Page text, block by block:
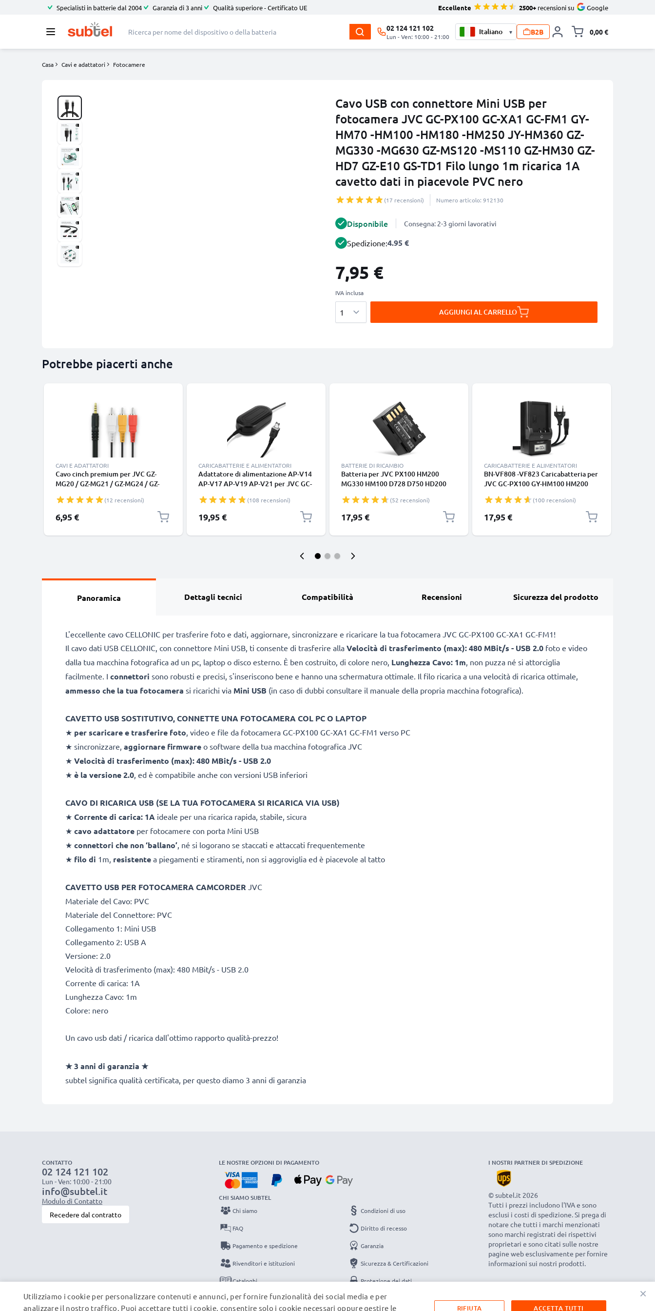
Specialisti in batterie dal 2004 Garanzia di 3 anni Qualità superiore - Certificato UE Eccellente 2500+ recensioni su Google
02 124 121 102
Lun - Ven: 10:00 - 21:00
▾ B2B 0,00 €
Casa Cavi e adattatori Fotocamere
Cavo USB con connettore Mini USB per
fotocamera JVC GC-PX100 GC-XA1 GC-FM1 GY-
HM70 -HM100 -HM180 -HM250 JY-HM360 GZ-
MG330 -MG630 GZ-MS120 -MS110 GZ-HM30 GZ-
HD7 GZ-E10 GS-TD1 Filo lungo 1m ricarica 1A
cavetto dati in piacevole PVC nero
(17 recensioni) Numero articolo: 912130
Disponibile Consegna: 2-3 giorni lavorativi
Spedizione:4.95 €
7,95 €
IVA inclusa
AGGIUNGI AL CARRELLO
Potrebbe piacerti anche
CAVI E ADATTATORI
Cavo cinch premium per JVC GZ-
MG20 / GZ-MG21 / GZ-MG24 / GZ-
MG37 RCA – Altissima qualità
Composite audio-video Cavo AV per
un suono impeccabile ed immagini
(12 recensioni)
6,95 €
CARICABATTERIE E ALIMENTATORI
Adattatore di alimentazione AP-V14
AP-V17 AP-V19 AP-V21 per JVC GC-
HD30 -HD10 -HD6 -HD3 -HD300, GS-
TD1, GZ-MG130 GZ-MG330, GZ-
MC500 -MS200, GZ-MS120 -MS100,
(108 recensioni)
19,95 €
BATTERIE DI RICAMBIO
Batteria per JVC PX100 HM200
MG330 HM100 D728 D750 HD200
marca CELLONIC, ricambi di lunga
durata per macchine fotografiche e
videocamere
(52 recensioni)
17,95 €
CARICABATTERIE E ALIMENTATORI
BN-VF808 -VF823 Caricabatteria per
JVC GC-PX100 GY-HM100 HM200
Batterie per fotocamera marca
CELLONIC
(100 recensioni)
17,95 €
Panoramica Dettagli tecnici Compatibilità Recensioni Sicurezza del prodotto
L'eccellente cavo CELLONIC per trasferire foto e dati, aggiornare, sincronizzare e ricaricare la tua fotocamera JVC GC-PX100 GC-XA1 GC-FM1!
Il cavo dati USB CELLONIC, con connettore Mini USB, ti consente di trasferire alla Velocità di trasferimento (max): 480 MBit/s - USB 2.0 foto e video
dalla tua macchina fotografica ad un pc, laptop o disco esterno. È ben costruito, di colore nero, Lunghezza Cavo: 1m, non puzza né si attorciglia
facilmente. I connettori sono robusti e precisi, s'inseriscono bene e hanno una schermatura ottimale. Il filo ricarica a una velocità di ricarica ottimale,
ammesso che la tua fotocamera si ricarichi via Mini USB (in caso di dubbi consultare il manuale della propria macchina fotografica).
CAVETTO USB SOSTITUTIVO, CONNETTE UNA FOTOCAMERA COL PC O LAPTOP
★ per scaricare e trasferire foto, video e file da fotocamera GC-PX100 GC-XA1 GC-FM1 verso PC
★ sincronizzare, aggiornare firmware o software della tua macchina fotografica JVC
★ Velocità di trasferimento (max): 480 MBit/s - USB 2.0
★ è la versione 2.0, ed è compatibile anche con versioni USB inferiori
CAVO DI RICARICA USB (SE LA TUA FOTOCAMERA SI RICARICA VIA USB)
★ Corrente di carica: 1A ideale per una ricarica rapida, stabile, sicura
★ cavo adattatore per fotocamere con porta Mini USB
★ connettori che non ‘ballano’, né si logorano se staccati e attaccati frequentemente
★ filo di 1m, resistente a piegamenti e stiramenti, non si aggroviglia ed è piacevole al tatto
CAVETTO USB PER FOTOCAMERA CAMCORDER JVC
Materiale del Cavo: PVC
Materiale del Connettore: PVC
Collegamento 1: Mini USB
Collegamento 2: USB A
Versione: 2.0
Velocità di trasferimento (max): 480 MBit/s - USB 2.0
Corrente di carica: 1A
Lunghezza Cavo: 1m
Colore: nero
Un cavo usb dati / ricarica dall'ottimo rapporto qualità-prezzo!
★3 anni di garanzia ★
subtel significa qualità certificata, per questo diamo 3 anni di garanzia
CONTATTO
02 124 121 102
Lun - Ven: 10:00 - 21:00
info@subtel.it
Modulo di Contatto
Recedere dal contratto
LE NOSTRE OPZIONI DI PAGAMENTO
CHI SIAMO SUBTEL
Chi siamo
FAQ
Pagamento e spedizione
Rivenditori e istituzioni
Cataloghi
Contatti
Condizioni di uso
Diritto di recesso
Garanzia
Sicurezza & Certificazioni
Protezione dei dati
Note legali
I NOSTRI PARTNER DI SPEDIZIONE
© subtel.it 2026
Tutti i prezzi includono l'IVA e sono
esclusi i costi di spedizione. Si prega di
notare che tutti i marchi menzionati
sono marchi registrati dei rispettivi
proprietari e sono citati sulle nostre
pagine web esclusivamente per fornire
informazioni sui nostri prodotti.
×
Utilizziamo i cookie per personalizzare contenuti e annunci, per fornire funzionalità dei social media e per
analizzare il nostro traffico. Puoi accettare tutti i cookie, consentire solo i cookie necessari oppure gestire le
ACCETTA TUTTI
RIFIUTA